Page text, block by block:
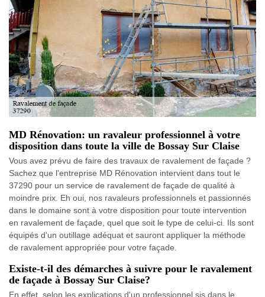
MD Rénovation: un ravaleur professionnel à votre
disposition dans toute la ville de Bossay Sur Claise
Vous avez prévu de faire des travaux de ravalement de façade ?
Sachez que l'entreprise MD Rénovation intervient dans tout le
37290 pour un service de ravalement de façade de qualité à
moindre prix. Eh oui, nos ravaleurs professionnels et passionnés
dans le domaine sont à votre disposition pour toute intervention
en ravalement de façade, quel que soit le type de celui-ci. Ils sont
équipés d'un outillage adéquat et sauront appliquer la méthode
de ravalement appropriée pour votre façade.
Existe-t-il des démarches à suivre pour le ravalement
de façade à Bossay Sur Claise?
En effet, selon les explications d'un professionnel sis dans le